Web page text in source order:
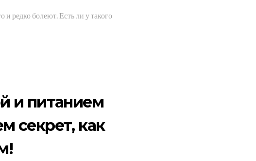
и редко болеют. Есть ли у такого
и питанием
секрет, как